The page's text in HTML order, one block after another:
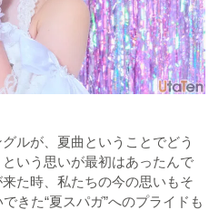
ルが、夏曲ということでどう
いう思いが最初はあったんで
た時、私たちの今の思いもそ
きた“夏スパガ”へのプライドも